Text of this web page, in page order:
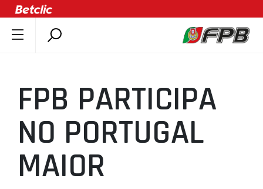
ÚLTIMAS
COMPETIÇÕES
ASSOCIAÇÕES
CLUBES
AGENTES
FPB PARTICIPA
NO PORTUGAL
MAIOR